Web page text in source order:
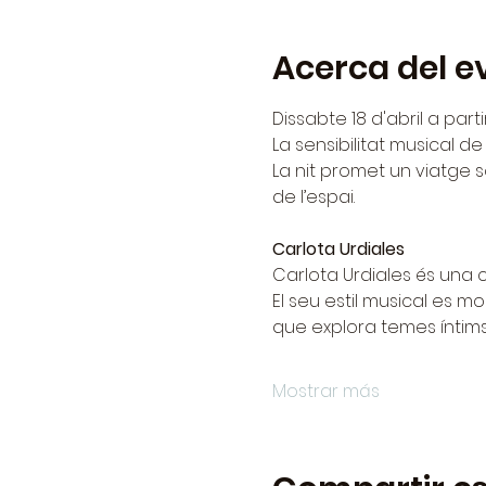
Acerca del
Dissabte 18 d'abril a
La sensibilitat musical de
La nit promet un viatge
de l’espai.
Carlota Urdiales
Carlota Urdiales és una
El seu estil musical es
que explora temes
Mostrar más